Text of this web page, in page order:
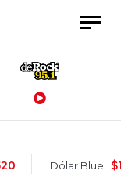
Dólar Blue: $1505 /